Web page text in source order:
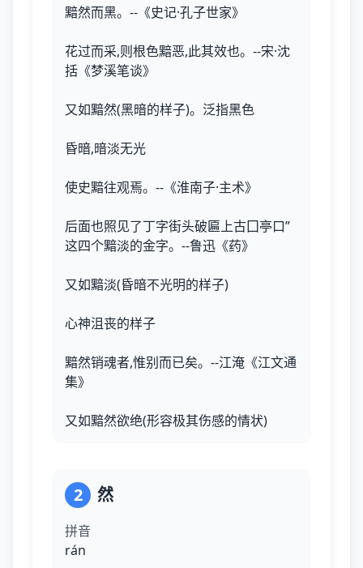
黯然而黑。--《史记·孔子世家》
花过而采,则根色黯恶,此其效也。--宋·沈
括《梦溪笔谈》
又如黯然(黑暗的样子)。泛指黑色
昏暗,暗淡无光
使史黯往观焉。--《淮南子·主术》
后面也照见了丁字街头破匾上古囗亭口”
这四个黯淡的金字。--鲁迅《药》
又如黯淡(昏暗不光明的样子)
心神沮丧的样子
黯然销魂者,惟别而已矣。--江淹《江文通
集》
又如黯然欲绝(形容极其伤感的情状)
2 然
拼音
rán